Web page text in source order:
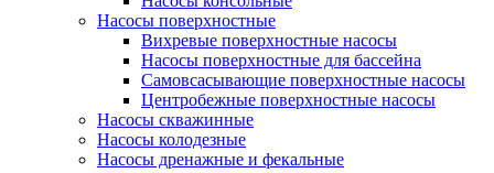
Насосы поверхностные
Вихревые поверхностные насосы
Насосы поверхностные для бассейна
Самовсасывающие поверхностные насосы
Центробежные поверхностные насосы
Насосы скважинные
Насосы колодезные
Насосы дренажные и фекальные